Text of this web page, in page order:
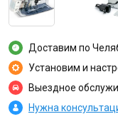
Доставим по
Установим и
Выездное
Нужна